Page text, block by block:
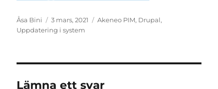
Författare
Åsa Bini Postat
3 mars, 2021 Kategorier
Akeneo PIM, Drupal,
Uppdatering i system
Lämna ett svar